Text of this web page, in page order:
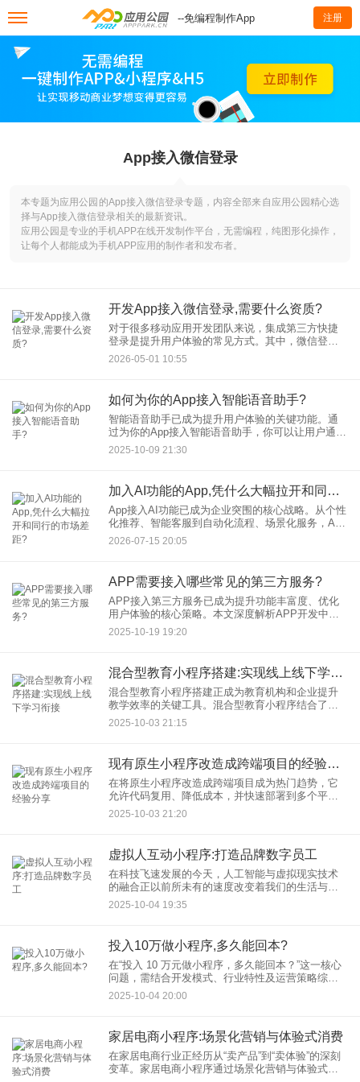
--免编程制作App 注册
App接入微信登录
本专题为应用公园的App接入微信登录专题，内容全部来自应用公园精心选
择与App接入微信登录相关的最新资讯。
应用公园是专业的手机APP在线开发制作平台，无需编程，纯图形化操作，
让每个人都能成为手机APP应用的制作者和发布者。
开发App接入微信登录,需要什么资质?
对于很多移动应用开发团队来说，集成第三方快捷
登录是提升用户体验的常见方式。其中，微信登录
因其庞大的用户基础和社交属性，成为众多开发者
的首选。然而，在正式动手编码前，一个关键问题
2026-05-01 10:55
如何为你的App接入智能语音助手?
智能语音助手已成为提升用户体验的关键功能。通
过为你的App接入智能语音助手，你可以让用户通过
语音命令轻松操作应用，从而提高互动性和便捷
性。无论是电商、教育还是健康类App，集成App语
2025-10-09 21:30
加入AI功能的App,凭什么大幅拉开和同行的市场差距?
App接入AI功能已成为企业突围的核心战略。从个性
化推荐、智能客服到自动化流程、场景化服务，AI
凭借“理解用户、预判需求、创造价值”的能力，重构
App竞争力。本文将深度解析AI如何赋能App，从用
2026-07-15 20:05
APP需要接入哪些常见的第三方服务?
APP接入第三方服务已成为提升功能丰富度、优化
用户体验的核心策略。本文深度解析APP开发中常
见的第三方服务类型，涵盖即时通讯、支付、地图
定位、云存储、数据分析等关键领域，结合行业案
2025-10-19 19:20
混合型教育小程序搭建:实现线上线下学习衔接
混合型教育小程序搭建正成为教育机构和企业提升
教学效率的关键工具。混合型教育小程序结合了线
上学习的灵活性和线下互动的深度，为用户提供个
性化学习体验。本文将详细介绍混合型教育小程序
2025-10-03 21:15
现有原生小程序改造成跨端项目的经验分享
在将原生小程序改造成跨端项目成为热门趋势，它
允许代码复用、降低成本，并快速部署到多个平台
（如微信、支付宝、百度等）。本文基于实际项目
经验，分享如何将现有原生小程序平滑过渡到跨端
2025-10-03 21:20
虚拟人互动小程序:打造品牌数字员工
在科技飞速发展的今天，人工智能与虚拟现实技术
的融合正以前所未有的速度改变着我们的生活与工
作方式。对于品牌而言，如何抢占先机，利用新技
术提升品牌形象、优化用户体验，虚拟人互动小程
2025-10-04 19:35
投入10万做小程序,多久能回本?
在“投入 10 万元做小程序，多久能回本？”这一核心
问题，需结合开发模式、行业特性及运营策略综合
判断。接下来，本文将从成本拆解、盈利模型、案
2025-10-04 20:00
家居电商小程序:场景化营销与体验式消费
在家居电商行业正经历从“卖产品”到“卖体验”的深刻
变革。家居电商小程序通过场景化营销与体验式消